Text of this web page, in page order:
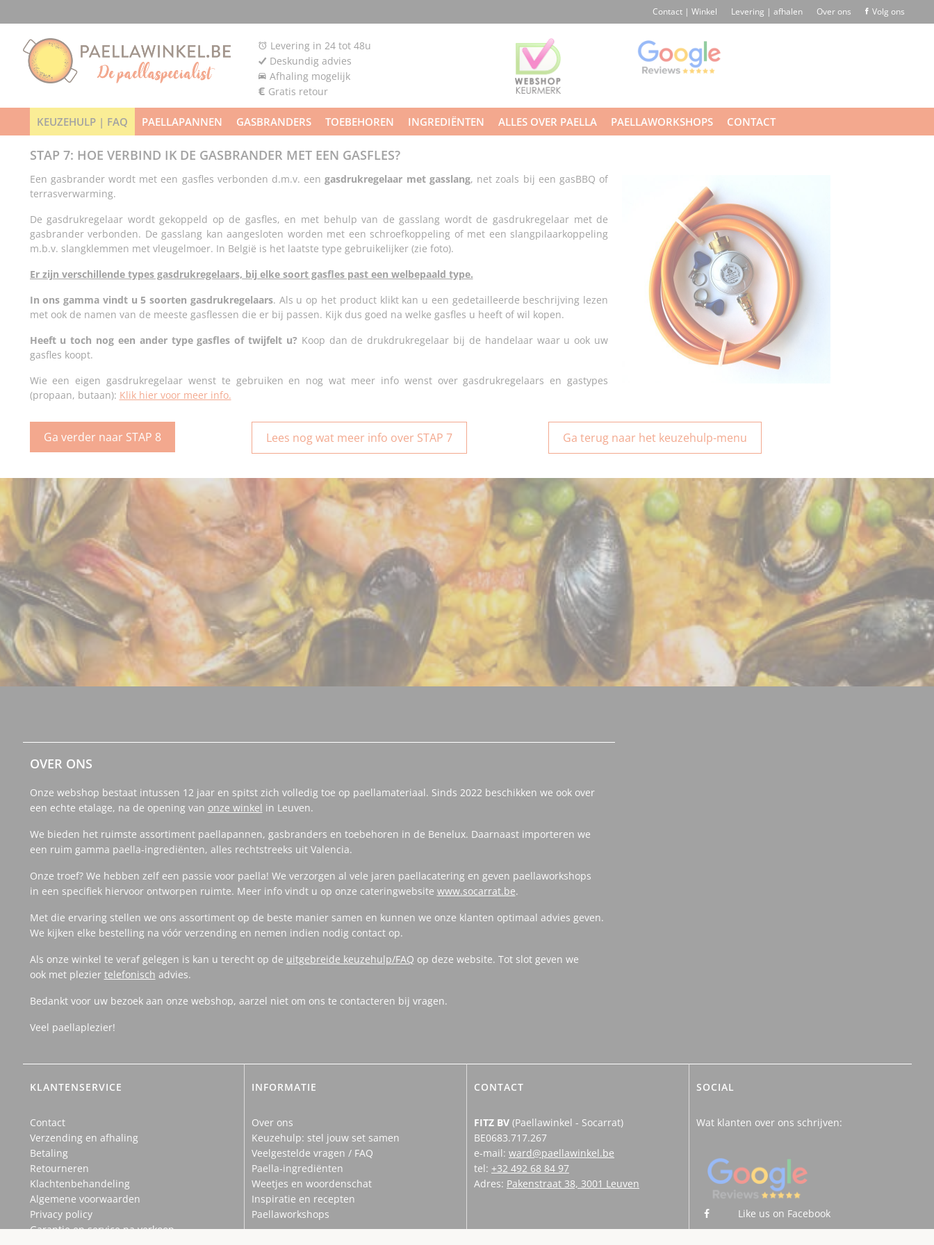
Contact | Winkel Levering | afhalen Over ons Volg ons
Levering in 24 tot 48u
Deskundig advies
Afhaling mogelijk
Gratis retour
KEUZEHULP | FAQ PAELLAPANNEN GASBRANDERS TOEBEHOREN INGREDIËNTEN ALLES OVER PAELLA PAELLAWORKSHOPS CONTACT
STAP 7: HOE VERBIND IK DE GASBRANDER MET EEN GASFLES?
Een gasbrander wordt met een gasfles verbonden d.m.v. eengasdrukregelaar met gasslang, net zoals bij een gasBBQ of
terrasverwarming.
De gasdrukregelaar wordt gekoppeld op de gasfles, en met behulp van de gasslang wordt de gasdrukregelaar met de
gasbrander verbonden. De gasslang kan aangesloten worden met een schroefkoppeling of met een slangpilaarkoppeling
m.b.v. slangklemmen met vleugelmoer. In België is het laatste type gebruikelijker (zie foto).
Er zijn verschillende types gasdrukregelaars, bij elke soort gasfles past een welbepaald type.
In ons gamma vindt u 5 soorten gasdrukregelaars. Als u op het product klikt kan u een gedetailleerde beschrijving lezen
met ook de namen van de meeste gasflessen die er bij passen. Kijk dus goed na welke gasfles u heeft of wil kopen.
Heeft u toch nog een ander type gasfles of twijfelt u?Koop dan de drukdrukregelaar bij de handelaar waar u ook uw
gasfles koopt.
Wie een eigen gasdrukregelaar wenst te gebruiken en nog wat meer info wenst over gasdrukregelaars en gastypes
(propaan, butaan): Klik hier voor meer info.
Ga verder naar STAP 8 Lees nog wat meer info over STAP 7 Ga terug naar het keuzehulp-menu
OVER ONS
Onze webshop bestaat intussen 12 jaar en spitst zich volledig toe op paellamateriaal. Sinds 2022 beschikken we ook over
een echte etalage, na de opening van onze winkel in Leuven.
We bieden het ruimste assortiment paellapannen, gasbranders en toebehoren in de Benelux. Daarnaast importeren we
een ruim gamma paella-ingrediënten, alles rechtstreeks uit Valencia.
Onze troef? We hebben zelf een passie voor paella! We verzorgen al vele jaren paellacatering en geven paellaworkshops
in een specifiek hiervoor ontworpen ruimte. Meer info vindt u op onze cateringwebsite www.socarrat.be.
Met die ervaring stellen we ons assortiment op de beste manier samen en kunnen we onze klanten optimaal advies geven.
We kijken elke bestelling na vóór verzending en nemen indien nodig contact op.
Als onze winkel te veraf gelegen is kan u terecht op de uitgebreide keuzehulp/FAQ op deze website. Tot slot geven we
ook met plezier telefonisch advies.
Bedankt voor uw bezoek aan onze webshop, aarzel niet om ons te contacteren bij vragen.
Veel paellaplezier!
KLANTENSERVICE
Contact
Verzending en afhaling
Betaling
Retourneren
Klachtenbehandeling
Algemene voorwaarden
Privacy policy
Garantie en service na verkoop
INFORMATIE
Over ons
Keuzehulp: stel jouw set samen
Veelgestelde vragen / FAQ
Paella-ingrediënten
Weetjes en woordenschat
Inspiratie en recepten
Paellaworkshops
CONTACT
FITZ BV (Paellawinkel - Socarrat)
BE0683.717.267
e-mail: ward@paellawinkel.be
tel: +32 492 68 84 97
Adres: Pakenstraat 38, 3001 Leuven
SOCIAL
Wat klanten over ons schrijven:
Like us on Facebook